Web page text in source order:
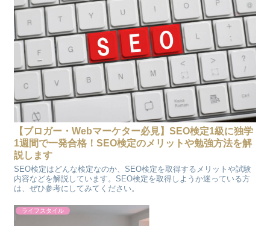
【ブロガー・Webマーケター必見】SEO検定1級に独学
1週間で一発合格！SEO検定のメリットや勉強方法を解
説します
SEO検定はどんな検定なのか、SEO検定を取得するメリットや試験
内容などを解説しています。SEO検定を取得しようか迷っている方
は、ぜひ参考にしてみてください。
ライフスタイル